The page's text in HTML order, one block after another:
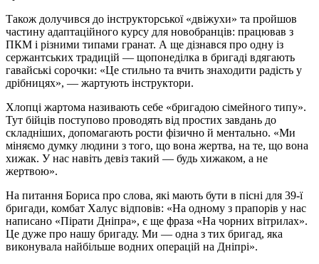
Також долучився до інструкторської «двіжухи» та пройшов
частину адаптаційного курсу для новобранців: працював з
ПКМ і різними типами гранат. А ще дізнався про одну із
сержантських традицій — щопонеділка в бригаді вдягають
гавайські сорочки: «Це стильно та вчить знаходити радість у
дрібницях», — жартують інструктори.
Хлопці жартома називають себе «бригадою сімейного типу».
Тут бійців поступово проводять від простих завдань до
складніших, допомагають рости фізично й ментально. «Ми
міняємо думку людини з того, що вона жертва, на те, що вона
хижак. У нас навіть девіз такий — будь хижаком, а не
жертвою».
На питання Бориса про слова, які мають бути в пісні для 39-ї
бригади, комбат Халус відповів: «На одному з прапорів у нас
написано «Пірати Дніпра», є ще фраза «На чорних вітрилах».
Це дуже про нашу бригаду. Ми — одна з тих бригад, яка
виконувала найбільше водних операцій на Дніпрі».